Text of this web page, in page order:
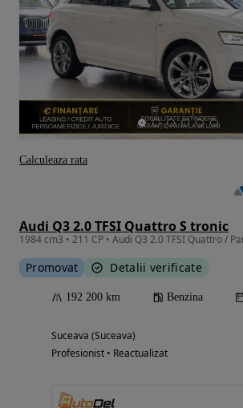
Audi Q3 2.0 TFSI Quattro S tronic
Promovat Detalii verificate
192 200 km Benzina
Suceava (Suceava)
Profesionist • Reactualizat
Calculeaza rata